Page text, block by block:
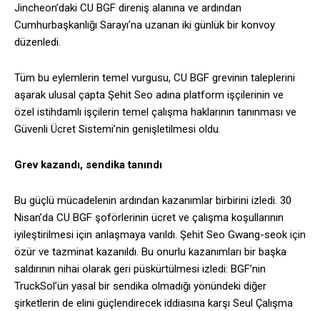
Jincheon’daki CU BGF direniş alanına ve ardından
Cumhurbaşkanlığı Sarayı’na uzanan iki günlük bir konvoy
düzenledi.
Tüm bu eylemlerin temel vurgusu, CU BGF grevinin taleplerini
aşarak ulusal çapta Şehit Seo adına platform işçilerinin ve
özel istihdamlı işçilerin temel çalışma haklarının tanınması ve
Güvenli Ücret Sistemi’nin genişletilmesi oldu.
Grev kazandı, sendika tanındı
Bu güçlü mücadelenin ardından kazanımlar birbirini izledi. 30
Nisan’da CU BGF şoförlerinin ücret ve çalışma koşullarının
iyileştirilmesi için anlaşmaya varıldı. Şehit Seo Gwang-seok için
özür ve tazminat kazanıldı. Bu onurlu kazanımları bir başka
saldırının nihai olarak geri püskürtülmesi izledi: BGF’nin
TruckSol’ün yasal bir sendika olmadığı yönündeki diğer
şirketlerin de elini güçlendirecek iddiasına karşı Seul Çalışma